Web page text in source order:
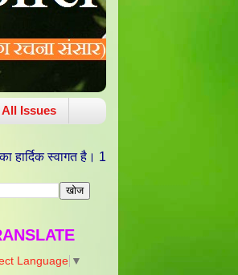
All Issues
2010 को वरद चतुर्थी/ ललित पंचमी की
Language ▼